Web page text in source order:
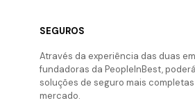
SEGUROS
Através da experiência das duas
fundadoras da PeopleInBest,
soluções de seguro mais
mercado.